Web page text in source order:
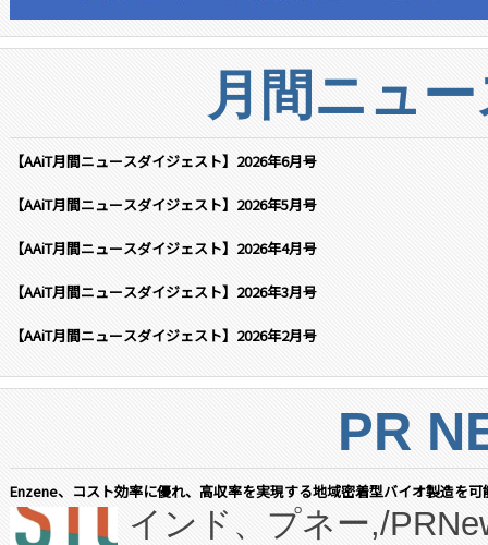
月間ニュ
【AAiT月間ニュースダイジェスト】2026年6月号
【AAiT月間ニュースダイジェスト】2026年5月号
【AAiT月間ニュースダイジェスト】2026年4月号
【AAiT月間ニュースダイジェスト】2026年3月号
【AAiT月間ニュースダイジェスト】2026年2月号
PR
Enzene、コスト効率に優れ、高収率を実現する地域密着型バイオ製造を
インド、プネー,/